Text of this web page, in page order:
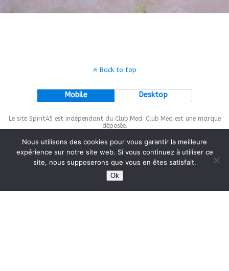
Back to top
Mobile Desktop
Le site Spirit45 est indépendant du Club Med. Club Med est une marque
déposée.
This site is protected bywp-copyrightpro.com
Nous utilisons des cookies pour vous garantir la meilleure
expérience sur notre site web. Si vous continuez à utiliser ce
site, nous supposerons que vous en êtes satisfait.
Ok